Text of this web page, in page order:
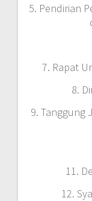
5. Pendirian
7. Rapat
8.
9. Tanggung
11.
12.